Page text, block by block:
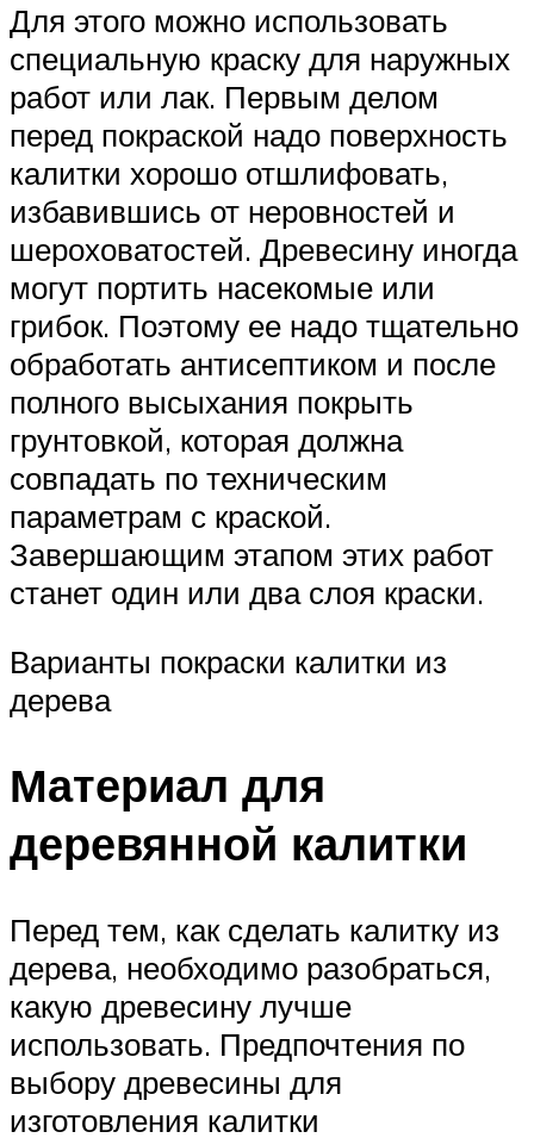
Для этого можно использовать
специальную краску для наружных
работ или лак. Первым делом
перед покраской надо поверхность
калитки хорошо отшлифовать,
избавившись от неровностей и
шероховатостей. Древесину иногда
могут портить насекомые или
грибок. Поэтому ее надо тщательно
обработать антисептиком и после
полного высыхания покрыть
грунтовкой, которая должна
совпадать по техническим
параметрам с краской.
Завершающим этапом этих работ
станет один или два слоя краски.
Варианты покраски калитки из
дерева
Материал для
деревянной калитки
Перед тем, как сделать калитку из
дерева, необходимо разобраться,
какую древесину лучше
использовать. Предпочтения по
выбору древесины для
изготовления калитки